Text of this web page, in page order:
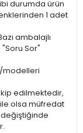
durumda ürün
1 adet
ambalajlı
Sor"
modelleri
edilmektedir,
olsa müfredat